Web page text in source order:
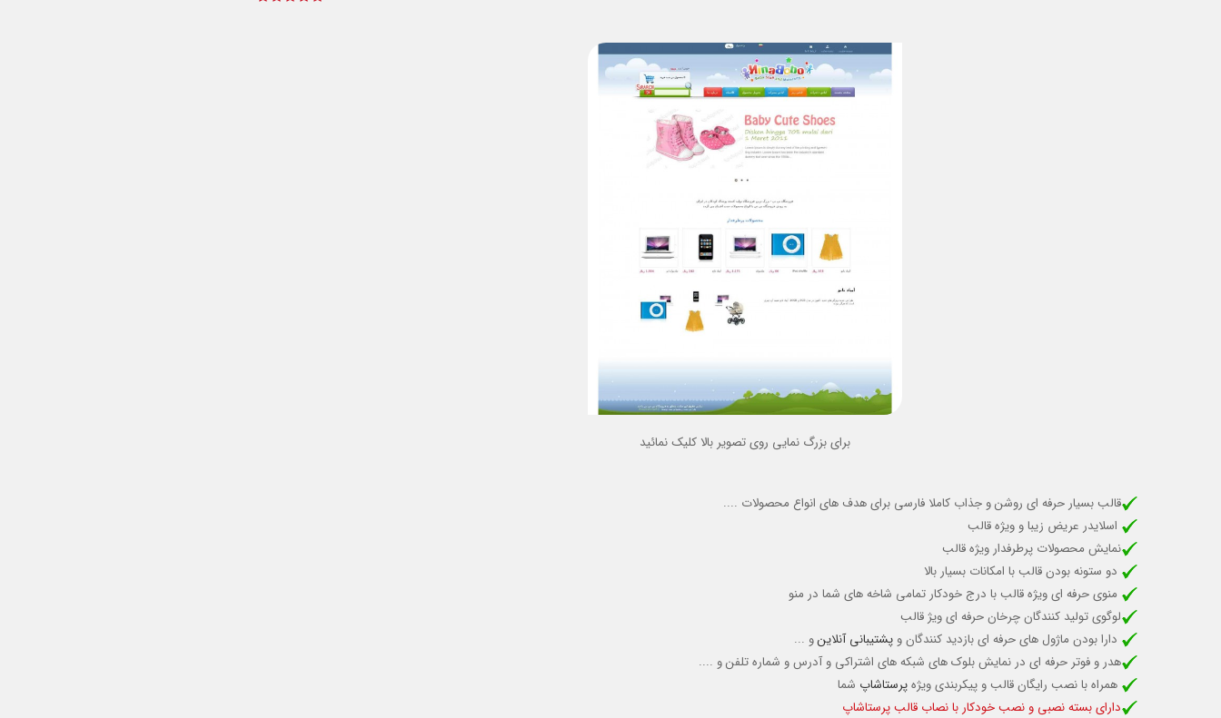
برای بزرگ نمایی روی تصویر بالا کلیک نمائید
قالب بسیار حرفه ای روشن و جذاب کاملا فارسی برای هدف های انواع محصولات ....
اسلایدر عریض زیبا و ویژه قالب
نمایش محصولات پرطرفدار ویژه قالب
دو ستونه بودن قالب با امکانات بسیار بالا
منوی حرفه ای ویژه قالب با درج خودکار تمامی شاخه های شما در منو
لوگوی تولید کنندگان چرخان حرفه ای ویژ قالب
دارا بودن ماژول های حرفه ای بازدید کنندگان و پشتیبانی آنلاینو ...
هدر و فوتر حرفه ای در نمایش بلوک های شبکه های اشتراکی و آدرس و شماره تلفن و ....
همراه با نصب رایگان قالب و پیکربندی ویژهپرستاشاپ شما
دارای بسته نصبی و نصب خودکار با نصاب قالب پرستاشاپ